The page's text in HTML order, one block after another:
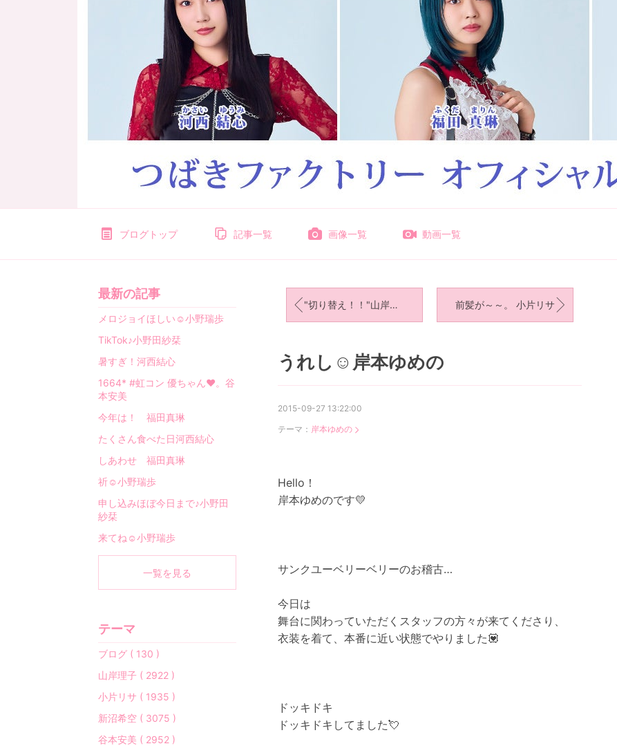
ブログトップ 記事一覧 画像一覧 動画一覧
"切り替え！！"山岸理子 前髪が～～。 小片リサ
うれし☺︎岸本ゆめの
2015-09-27 13:22:00
テーマ： 岸本ゆめの
Hello！
岸本ゆめのです💛
サンクユーベリーベリーのお稽古…
今日は
舞台に関わっていただくスタッフの方々が来てくださり、
衣装を着て、本番に近い状態でやりました💟
ドッキドキ
ドッキドキしてました💘
最新の記事
メロジョイほしい☺︎小野瑞歩
TikTok♪小野田紗栞
暑すぎ！河西結心
1664* #虹コン 優ちゃん❤︎。谷
本安美
今年は！ 福田真琳
たくさん食べた日河西結心
しあわせ 福田真琳
祈☺︎小野瑞歩
申し込みほぼ今日まで♪小野田
紗栞
来てね☺︎小野瑞歩
一覧を見る
テーマ
ブログ ( 130 )
山岸理子 ( 2922 )
小片リサ ( 1935 )
新沼希空 ( 3075 )
谷本安美 ( 2952 )